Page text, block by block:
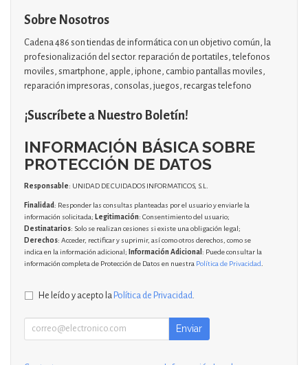
Sobre Nosotros
Cadena 486 son tiendas de informática con un objetivo común, la
profesionalización del sector. reparación de portatiles, telefonos
moviles, smartphone, apple, iphone, cambio pantallas moviles,
reparación impresoras, consolas, juegos, recargas telefono
¡Suscríbete a Nuestro Boletín!
INFORMACIÓN BÁSICA SOBRE
PROTECCIÓN DE DATOS
Responsable: UNIDAD DE CUIDADOS INFORMATICOS, S.L.
Finalidad: Responder las consultas planteadas por el usuario y enviarle la
información solicitada; Legitimación: Consentimiento del usuario;
Destinatarios: Solo se realizan cesiones si existe una obligación legal;
Derechos: Acceder, rectificar y suprimir, así como otros derechos, como se
indica en la información adicional; Información Adicional : Puede consultar la
información completa de Protección de Datos en nuestra Política de Privacidad
He leído y acepto la Política de Privacidad
Enviar